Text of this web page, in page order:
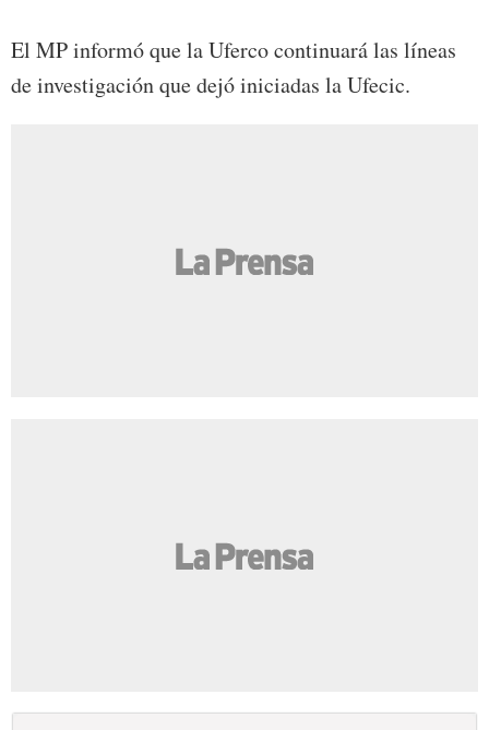
El MP informó que la Uferco continuará las líneas
de investigación que dejó iniciadas la Ufecic.